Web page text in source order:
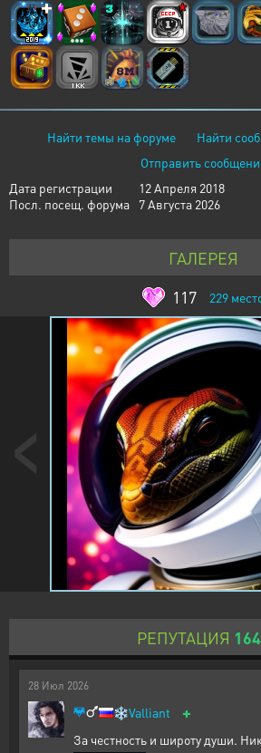
Найти темы на форуме
Найти
Отправить
Дата регистрации
12 Апреля 2018
Посл. посещ. форума
7 Августа 2026
ГАЛЕРЕЯ
117
229
РЕПУТАЦИЯ
28 Июл 2026
❄️Valliant +
За честность и широту души.